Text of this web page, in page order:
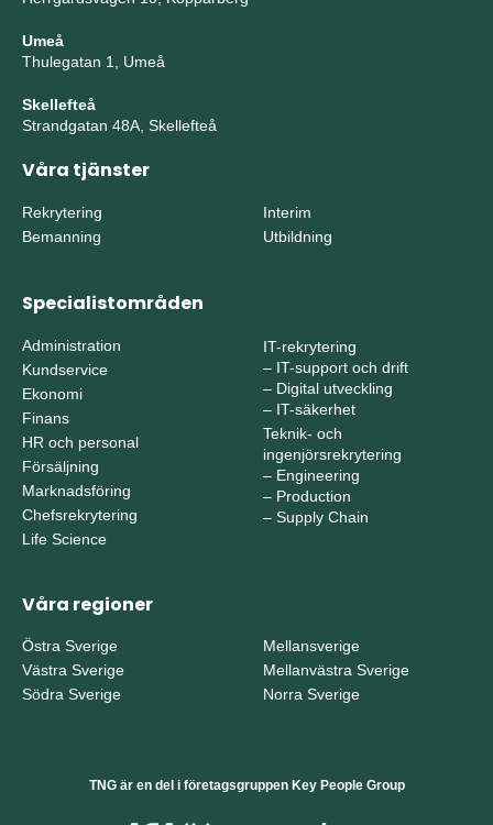
Umeå
Thulegatan 1, Umeå
Skellefteå
Strandgatan 48A, Skellefteå
Våra tjänster
Rekrytering
Bemanning
Interim
Utbildning
Specialistområden
Administration
Kundservice
Ekonomi
Finans
HR och personal
Försäljning
Marknadsföring
Chefsrekrytering
Life Science
IT-rekrytering
– IT-support och drift
– Digital utveckling
– IT-säkerhet
Teknik- och
ingenjörsrekrytering
– Engineering
– Production
– Supply Chain
Våra regioner
Östra Sverige
Västra Sverige
Södra Sverige
Mellansverige
Mellanvästra Sverige
Norra Sverige
TNG är en del i företagsgruppen Key People Group